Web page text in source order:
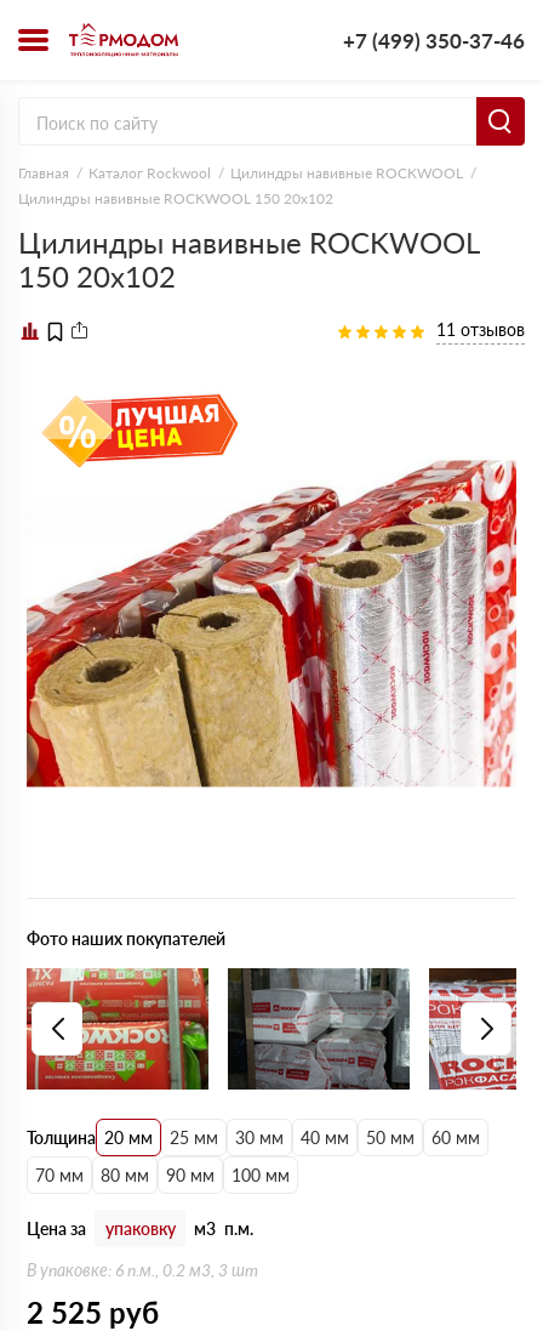
+7 (499) 350-37-46
Главная Каталог Rockwool
Цилиндры навивные ROCKWOOL
Цилиндры навивные ROCKWOOL 150 20х102
Цилиндры навивные ROCKWOOL
150 20х102
11 отзывов
Толщина 20 мм 25 мм 30 мм 40 мм 50 мм
60 мм
70 мм
80 мм 90 мм 100 мм
Цена за упаковку м3 п.м.
В упаковке: 6 п.м., 0.2 м3, 3 шт
2 525 руб
Фото наших покупателей